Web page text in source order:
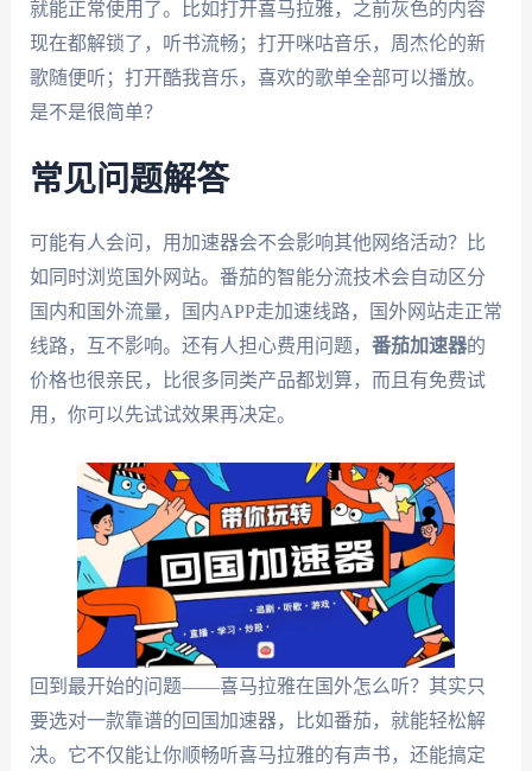
就能正常使用了。比如打开喜马拉雅，之前灰色的内容
现在都解锁了，听书流畅；打开咪咕音乐，周杰伦的新
歌随便听；打开酷我音乐，喜欢的歌单全部可以播放。
是不是很简单？
常见问题解答
可能有人会问，用加速器会不会影响其他网络活动？比
如同时浏览国外网站。番茄的智能分流技术会自动区分
国内和国外流量，国内APP走加速线路，国外网站走正常
线路，互不影响。还有人担心费用问题， 番茄加速器的
价格也很亲民，比很多同类产品都划算，而且有免费试
用，你可以先试试效果再决定。
回到最开始的问题——喜马拉雅在国外怎么听？其实只
要选对一款靠谱的回国加速器，比如番茄，就能轻松解
决。它不仅能让你顺畅听喜马拉雅的有声书，还能搞定